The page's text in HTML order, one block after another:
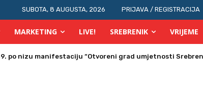
SUBOTA, 8 AUGUSTA, 2026 PRIJAVA / REGISTRACIJA
MARKETING LIVE! SREBRENIK VRIJEME
nizu manifestaciju “Otvoreni grad umjetnosti Srebrenik”
Srebrenik